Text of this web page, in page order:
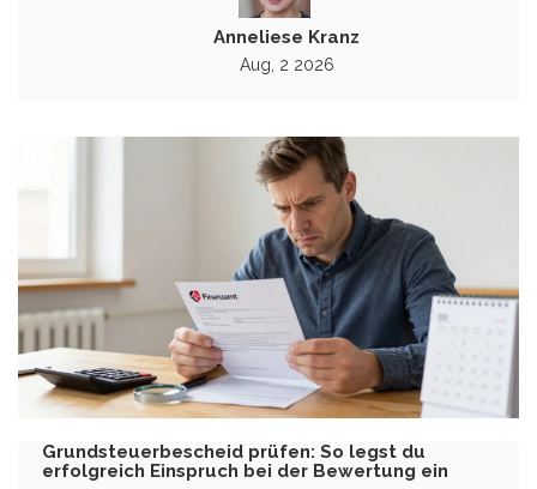
Anneliese Kranz
Aug, 2 2026
Grundsteuerbescheid prüfen: So legst du
erfolgreich Einspruch bei der Bewertung ein